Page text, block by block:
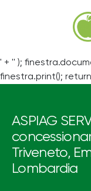
' + '' );
finestra.print();
ASPIAG
Triveneto,
Lombardia